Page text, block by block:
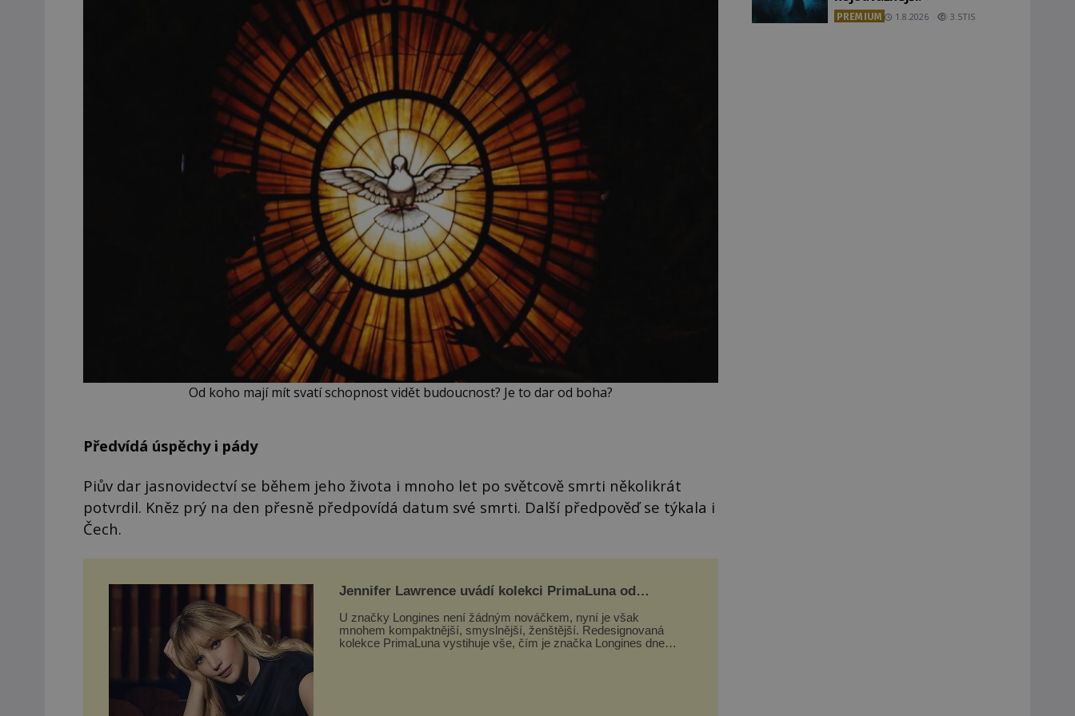
Od koho mají mít svatí schopnost vidět budoucnost? Je to dar od boha?
Předvídá úspěchy i pády
Piův dar jasnovidectví se během jeho života i mnoho let po světcově smrti několikrát
potvrdil. Kněz prý na den přesně předpovídá datum své smrti. Další předpověď se týkala i
Čech.
Jennifer Lawrence uvádí kolekci PrimaLuna od
U značky Longines není žádným nováčkem, nyní je však
mnohem kompaktnější, smyslnější, ženštější. Redesignovaná
kolekce PrimaLuna vystihuje vše, čím je značka Longines dnes
PREMIUM 1.8.2026 3.5TIS